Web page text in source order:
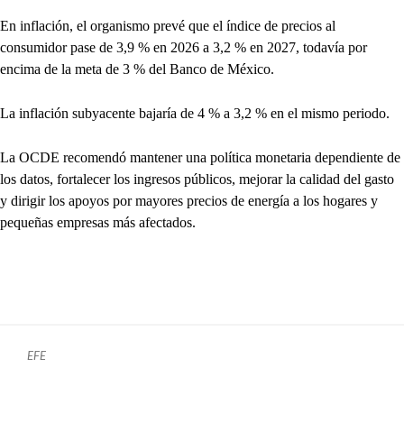
En inflación, el organismo prevé que el índice de precios al
consumidor pase de 3,9 % en 2026 a 3,2 % en 2027, todavía por
encima de la meta de 3 % del Banco de México.
La inflación subyacente bajaría de 4 % a 3,2 % en el mismo periodo.
La OCDE recomendó mantener una política monetaria dependiente de
los datos, fortalecer los ingresos públicos, mejorar la calidad del gasto
y dirigir los apoyos por mayores precios de energía a los hogares y
pequeñas empresas más afectados.
EFE